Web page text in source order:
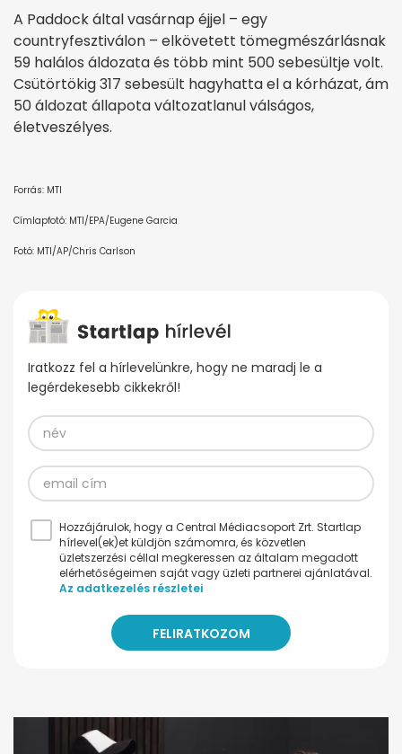
A Paddock által vasárnap éjjel – egy
countryfesztiválon – elkövetett tömegmészárlásnak
59 halálos áldozata és több mint 500 sebesültje volt.
Csütörtökig 317 sebesült hagyhatta el a kórházat, ám
50 áldozat állapota változatlanul válságos,
életveszélyes.
Forrás: MTI
Címlapfotó: MTI/EPA/Eugene Garcia
Fotó: MTI/AP/Chris Carlson
Iratkozz fel a hírlevelünkre, hogy ne maradj le a
legérdekesebb cikkekről!
Hozzájárulok, hogy a Central Médiacsoport Zrt. Startlap
hírlevel(ek)et küldjön számomra, és közvetlen
üzletszerzési céllal megkeressen az általam megadott
elérhetőségeimen saját vagy üzleti partnerei ajánlatával.
Az adatkezelés részletei